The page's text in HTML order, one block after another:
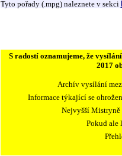
Tyto pořady (.mpg) naleznete v sekci
S radostí oznamujeme, že
2017
Archív vysílání
Informace týkající se
Nejvyšší Mistryně
Pokud ale